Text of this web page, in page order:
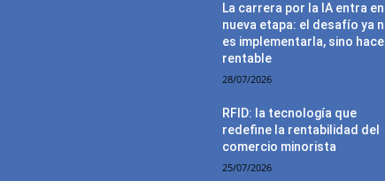
La carrera por la IA entra
nueva etapa: el desafío ya
es implementarla, sino
rentable
28/07/2026
RFID: la tecnología que
redefine la rentabilidad del
comercio minorista
25/07/2026